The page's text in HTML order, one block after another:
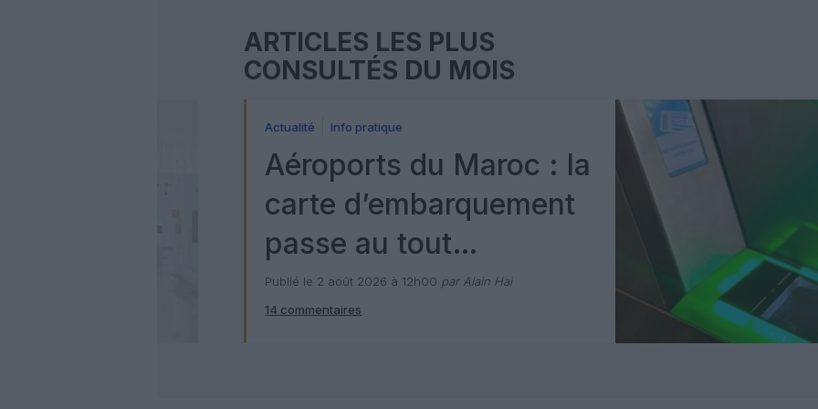
ARTICLES LES PLUS
CONSULTÉS DU MOIS
Actualité Info pratique
Aéroports du Maroc : la
carte d’embarquement
passe au tout
numérique avec Pax
Check
Publié le 2 août 2026 à 12h00 par Alain Hai
14 commentaires